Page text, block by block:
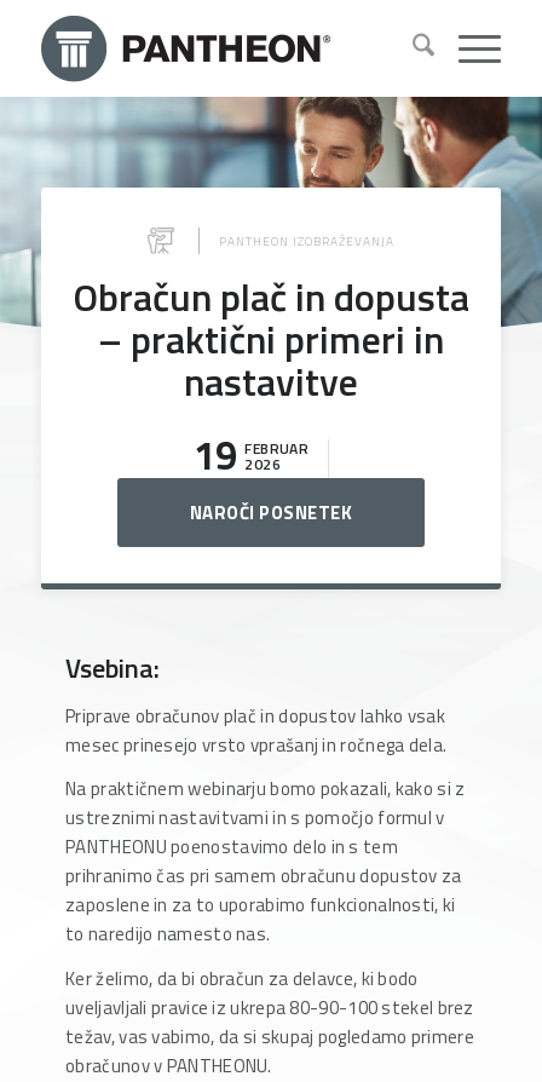
PANTHEON IZOBRAŽEVANJA
Obračun plač in dopusta
– praktični primeri in
nastavitve
19 FEBRUAR
2026
NAROČI POSNETEK
Vsebina:
Priprave obračunov plač in dopustov lahko vsak
mesec prinesejo vrsto vprašanj in ročnega dela.
Na praktičnem webinarju bomo pokazali, kako si z
ustreznimi nastavitvami in s pomočjo formul v
PANTHEONU poenostavimo delo in s tem
prihranimo čas pri samem obračunu dopustov za
zaposlene in za to uporabimo funkcionalnosti, ki
to naredijo namesto nas.
Ker želimo, da bi obračun za delavce, ki bodo
uveljavljali pravice iz ukrepa 80-90-100 stekel brez
težav, vas vabimo, da si skupaj pogledamo primere
obračunov v PANTHEONU.